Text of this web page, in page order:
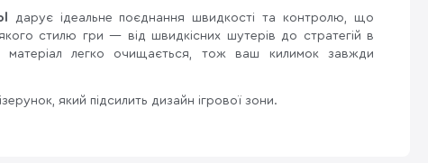
дарує ідеальне поєднання швидкості та контролю, що
стилю гри — від швидкісних шутерів до стратегій в
легко очищається, тож ваш килимок завжди
який підсилить дизайн ігрової зони.